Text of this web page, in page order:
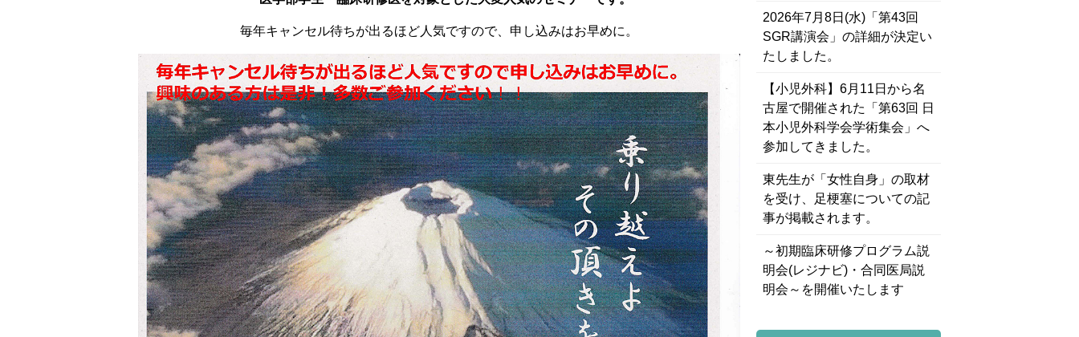
毎年キャンセル待ちが出るほど人気ですので、申し込みはお早めに。
2026年7月8日(水)「第43回
SGR講演会」の詳細が決定い
たしました。
【小児外科】6月11日から名
古屋で開催された「第63回 日
本小児外科学会学術集会」へ
参加してきました。
東先生が「女性自身」の取材
を受け、足梗塞についての記
事が掲載されます。
～初期臨床研修プログラム説
明会(レジナビ)・合同医局説
明会～を開催いたします